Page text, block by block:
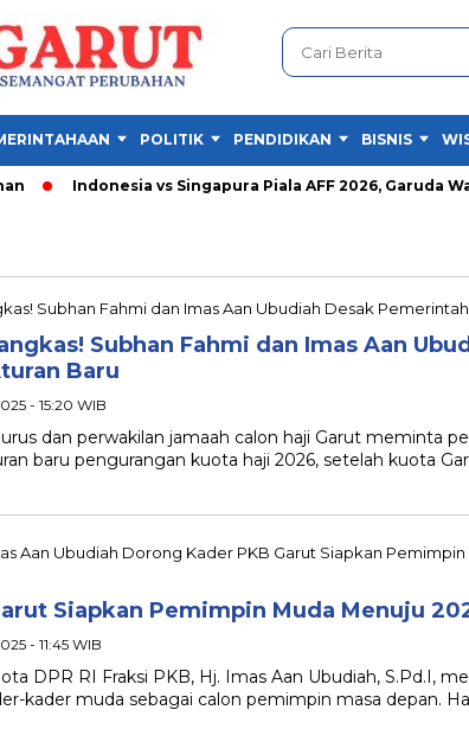
POLITIK PENDIDIKAN BISNIS
Indonesia vs Singapura Piala AFF 2026, Garuda
Subhan Fahmi dan Imas Aan
Baru
- 15:20 WIB
dan perwakilan jamaah calon haji Garut meminta
baru pengurangan kuota haji 2026, setelah kuota
Siapkan Pemimpin Muda Menuju
- 11:45 WIB
DPR RI Fraksi PKB, Hj. Imas Aan Ubudiah, S.Pd.I,
kader muda sebagai calon pemimpin masa depan.